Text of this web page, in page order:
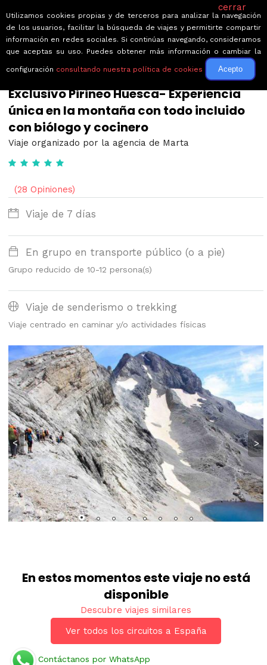
← Volver a Circuitos por España
Exclusivo Pirineo Huesca- Experiencia
única en la montaña con todo incluido
con biólogo y cocinero
Viaje organizado por la agencia de Marta
(28 Opiniones)
Viaje de 7 días
En grupo en transporte público (o a pie)
Grupo reducido de 10-12 persona(s)
Viaje de senderismo o trekking
Viaje centrado en caminar y/o actividades físicas
< >
En estos momentos este viaje no está
disponible
Descubre viajes similares
Ver todos los circuitos a España
Contáctanos por WhatsApp
cerrar
Utilizamos cookies propias y de terceros para analizar la navegación
de los usuarios, facilitar la búsqueda de viajes y permitirte compartir
información en redes sociales. Si continúas navegando, consideramos
que aceptas su uso. Puedes obtener más información o cambiar la
configuración consultando nuestra política de cookies Acepto